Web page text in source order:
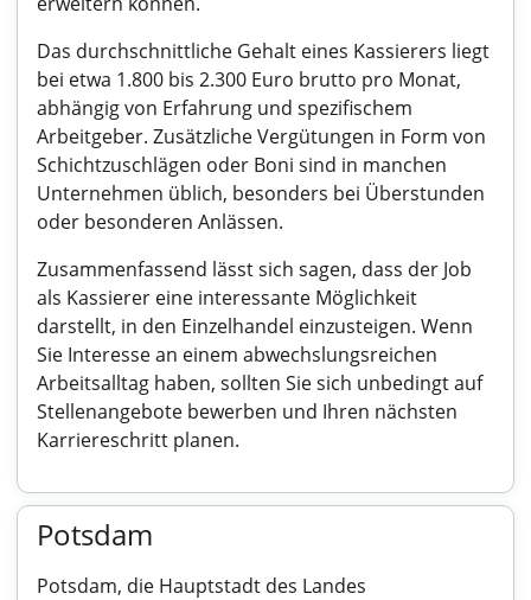
Das durchschnittliche Gehalt eines Kassierers liegt
bei etwa 1.800 bis 2.300 Euro brutto pro Monat,
abhängig von Erfahrung und spezifischem
Arbeitgeber. Zusätzliche Vergütungen in Form von
Schichtzuschlägen oder Boni sind in manchen
Unternehmen üblich, besonders bei Überstunden
oder besonderen Anlässen.
Zusammenfassend lässt sich sagen, dass der Job
als Kassierer eine interessante Möglichkeit
darstellt, in den Einzelhandel einzusteigen. Wenn
Sie Interesse an einem abwechslungsreichen
Arbeitsalltag haben, sollten Sie sich unbedingt auf
Stellenangebote bewerben und Ihren nächsten
Karriereschritt planen.
Potsdam
Potsdam, die Hauptstadt des Landes